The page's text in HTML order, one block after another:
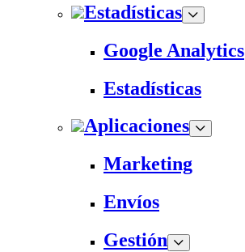
Estadísticas
Google Analytics
Estadísticas
Aplicaciones
Marketing
Envíos
Gestión